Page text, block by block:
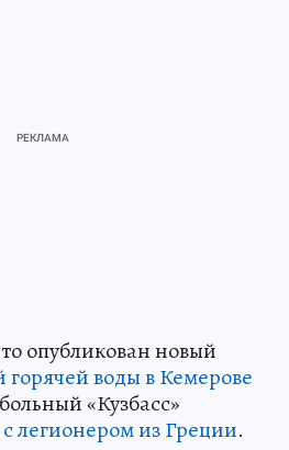
опубликован новый
воды в Кемерове
«Кузбасс»
легионером из Греции.